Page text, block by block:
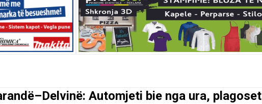
Automjeti bie nga ura, plagoset